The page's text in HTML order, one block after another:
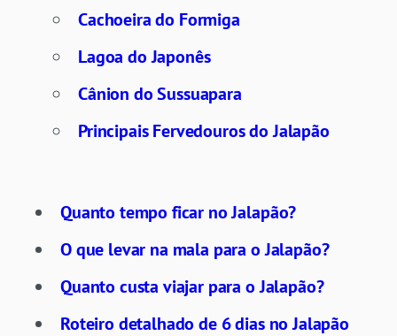
Cachoeira do Formiga
Lagoa do Japonês
Cânion do Sussuapara
Principais Fervedouros do Jalapão
Quanto tempo ficar no Jalapão?
O que levar na mala para o Jalapão?
Quanto custa viajar para o Jalapão?
Roteiro detalhado de 6 dias no Jalapão